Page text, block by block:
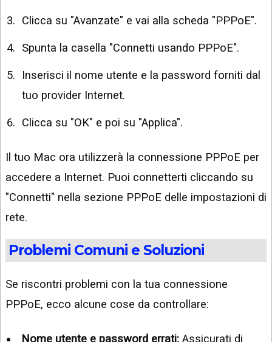
Clicca su "Avanzate" e vai alla scheda "PPPoE".
Spunta la casella "Connetti usando PPPoE".
Inserisci il nome utente e la password forniti dal
tuo provider Internet.
Clicca su "OK" e poi su "Applica".
Il tuo Mac ora utilizzerà la connessione PPPoE per
accedere a Internet. Puoi connetterti cliccando su
"Connetti" nella sezione PPPoE delle impostazioni di
rete.
Problemi Comuni e Soluzioni
Se riscontri problemi con la tua connessione
PPPoE, ecco alcune cose da controllare:
Nome utente e password errati: Assicurati di